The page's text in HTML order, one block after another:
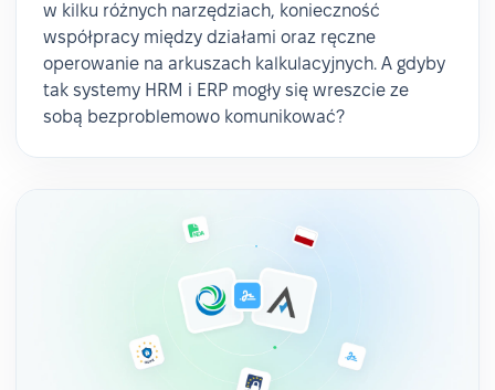
w kilku różnych narzędziach, konieczność
współpracy między działami oraz ręczne
operowanie na arkuszach kalkulacyjnych. A gdyby
tak systemy HRM i ERP mogły się wreszcie ze
sobą bezproblemowo komunikować?